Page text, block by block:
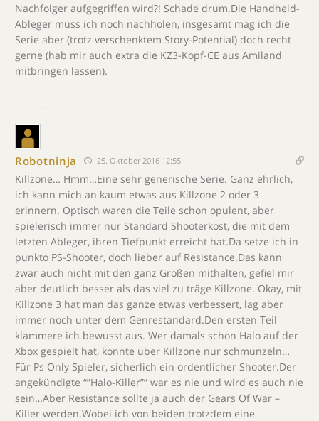
Nachfolger aufgegriffen wird?! Schade drum.Die Handheld-
Ableger muss ich noch nachholen, insgesamt mag ich die
Serie aber (trotz verschenktem Story-Potential) doch recht
gerne (hab mir auch extra die KZ3-Kopf-CE aus Amiland
mitbringen lassen).
Robotninja 25. Oktober 2016 12:55
Killzone… Hmm…Eine sehr generische Serie. Ganz ehrlich,
ich kann mich an kaum etwas aus Killzone 2 oder 3
erinnern. Optisch waren die Teile schon opulent, aber
spielerisch immer nur Standard Shooterkost, die mit dem
letzten Ableger, ihren Tiefpunkt erreicht hat.Da setze ich in
punkto PS-Shooter, doch lieber auf Resistance.Das kann
zwar auch nicht mit den ganz Großen mithalten, gefiel mir
aber deutlich besser als das viel zu träge Killzone. Okay, mit
Killzone 3 hat man das ganze etwas verbessert, lag aber
immer noch unter dem Genrestandard.Den ersten Teil
klammere ich bewusst aus. Wer damals schon Halo auf der
Xbox gespielt hat, konnte über Killzone nur schmunzeln…
Für Ps Only Spieler, sicherlich ein ordentlicher Shooter.Der
angekündigte “”Halo-Killer”” war es nie und wird es auch nie
sein…Aber Resistance sollte ja auch der Gears Of War –
Killer werden.Wobei ich von beiden trotzdem eine